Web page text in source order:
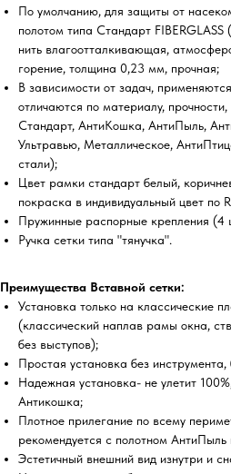
По умолчанию, для защиты от
полотом типа Стандарт FIBERGLASS
нить влагоотталкивающая,
горение, толщина 0,23 мм, прочная;
В зависимости от задач,
отличаются по материалу,
Стандарт, АнтиКошка, АнтиПыль,
Ультравью, Металлическое,
стали);
Цвет рамки стандарт белый,
покраска в индивидуальный цвет по
Пружинные распорные крепления (4
Ручка сетки типа "тянучка".
Преимущества Вставной сетки:
Установка только на классические
(классический наплав рамы окна,
без выступов);
Простая установка без
Надежная установка- не улетит
Антикошка;
Плотное прилегание по всему
рекомендуется с полотном
Эстетичный внешний вид изнутри и